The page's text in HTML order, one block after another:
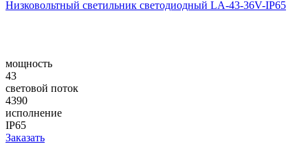
Низковольтный светильник светодиодный LA-43-36V-IP65
мощность
43
световой поток
4390
исполнение
IP65
Заказать